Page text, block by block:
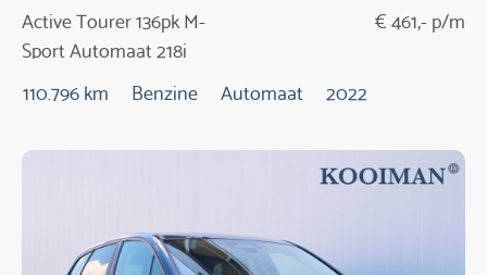
Active Tourer 136pk M-
Sport Automaat 218i
€ 461,- p/m
110.796 km Benzine Automaat 2022